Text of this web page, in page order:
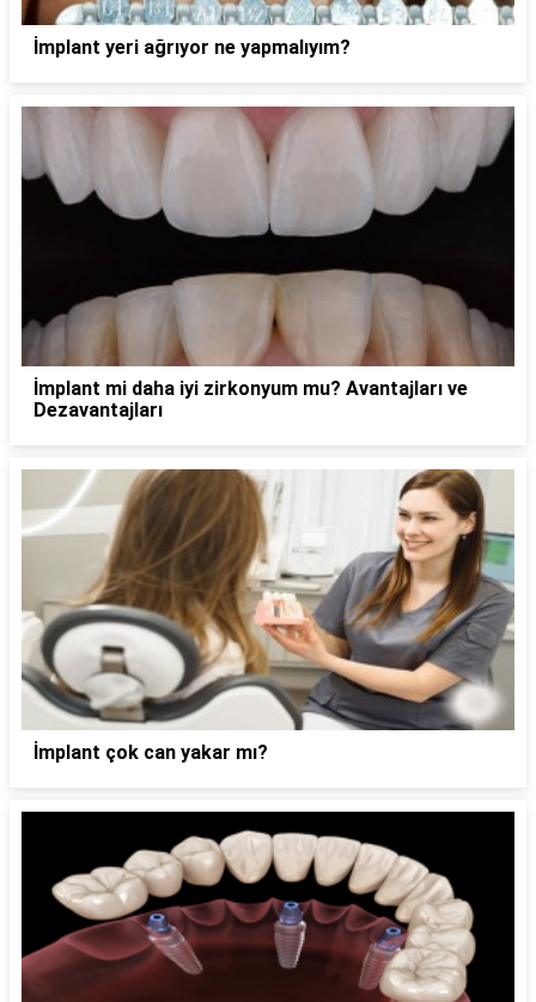
İmplant yeri ağrıyor ne yapmalıyım?
İmplant mi daha iyi zirkonyum mu? Avantajları ve
Dezavantajları
İmplant çok can yakar mı?